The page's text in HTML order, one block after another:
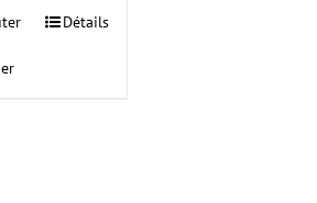
Détails